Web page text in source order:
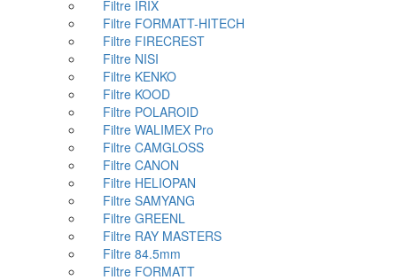
Filtre IRIX
Filtre FORMATT-HITECH
Filtre FIRECREST
Filtre NISI
Filtre KENKO
Filtre KOOD
Filtre POLAROID
Filtre WALIMEX Pro
Filtre CAMGLOSS
Filtre CANON
Filtre HELIOPAN
Filtre SAMYANG
Filtre GREENL
Filtre RAY MASTERS
Filtre 84.5mm
Filtre FORMATT